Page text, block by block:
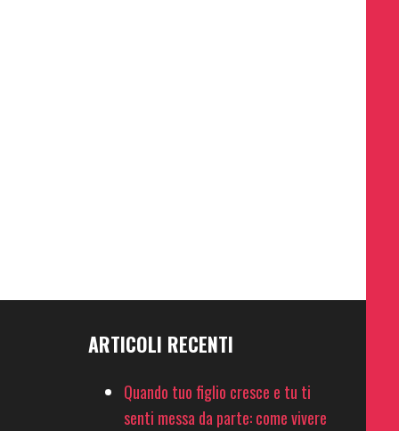
ARTICOLI RECENTI
Quando tuo figlio cresce e tu ti
senti messa da parte: come vivere